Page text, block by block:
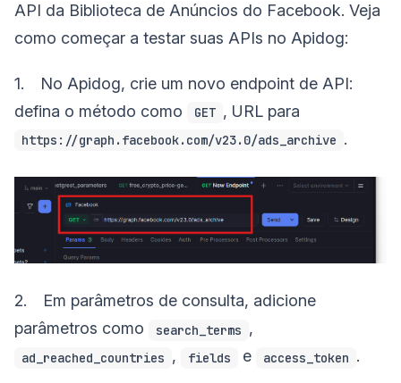
API da Biblioteca de Anúncios do Facebook. Veja
como começar a testar suas APIs no Apidog:
1. No Apidog, crie um novo endpoint de API:
defina o método como
GET , URL para
https://graph.facebook.com/v23.0/ads_archive .
2. Em parâmetros de consulta, adicione
parâmetros como
search_terms ,
ad_reached_countries , fields e access_token .